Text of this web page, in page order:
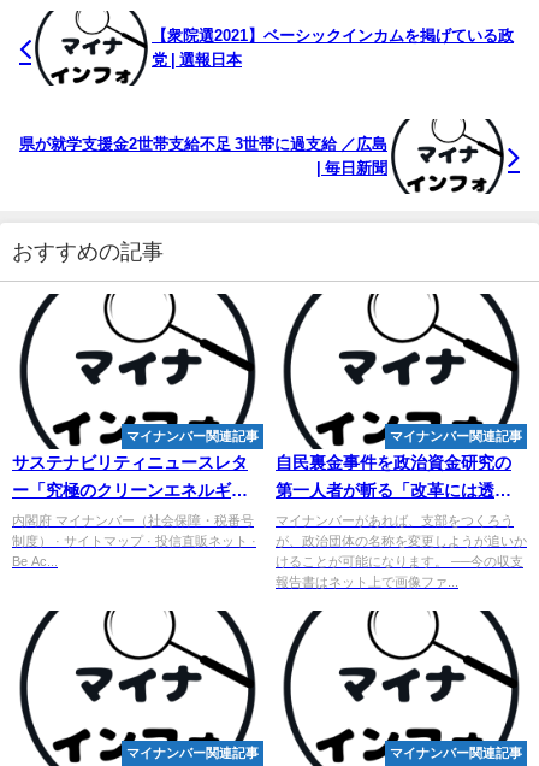
【衆院選2021】ベーシックインカムを掲げている政
党 | 選報日本
県が就学支援金2世帯支給不足 3世帯に過支給 ／広島
| 毎日新聞
おすすめの記事
マイナンバー関連記事
サステナビリティニュースレタ
ー「究極のクリーンエネルギー
候補～ホワイト水素～」を掲載
...
内閣府 マイナンバー（社会保障・税番号
制度） · サイトマップ · 投信直販ネット ·
Be Ac...
マイナンバー関連記事
自民裏金事件を政治資金研究の
第一人者が斬る「改革には透明
性と外部監査が必須です」 -
MSN
マイナンバーがあれば、支部をつくろう
が、政治団体の名称を変更しようが追いか
けることが可能になります。 ──今の収支
報告書はネット上で画像ファ...
マイナンバー関連記事 マイナンバー関連記事